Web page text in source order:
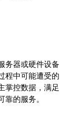
务器或硬件设备
程中可能遭受的
掌控数据，满足
的服务。